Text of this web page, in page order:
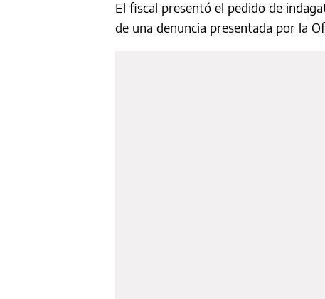
El fiscal presentó el pedido de
de una denuncia presentada por la